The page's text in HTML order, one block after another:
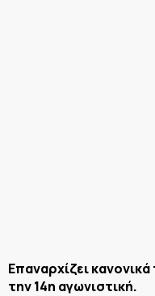
Επαναρχίζει
την 14η αγωνιστική.